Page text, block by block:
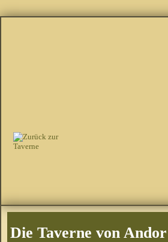
Die Taverne von Andor